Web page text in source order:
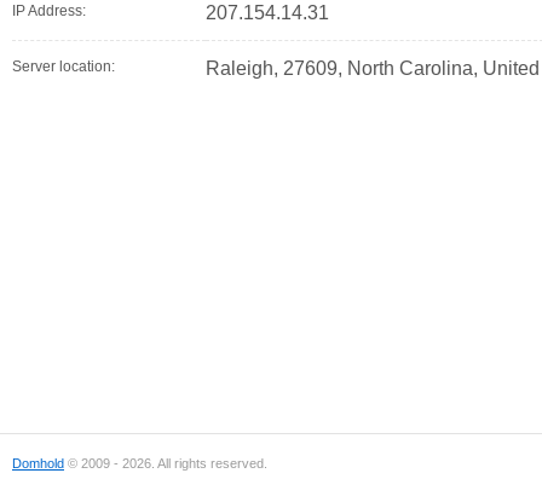
IP Address: 207.154.14.31
Server location: Raleigh, 27609, North Carolina,
Domhold © 2009 - 2026. All rights reserved.